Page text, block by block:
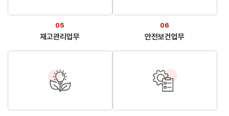
05
재고관리업무
06
안전보건업무